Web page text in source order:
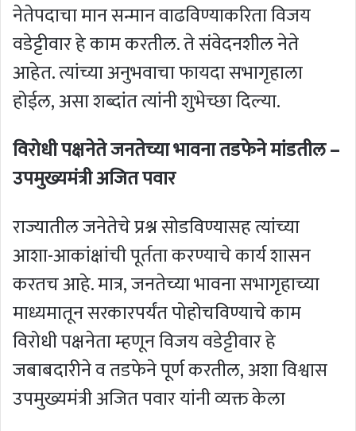
नेतेपदाचा मान सन्मान वाढविण्याकरिता विजय
वडेट्टीवार हे काम करतील. ते संवेदनशील नेते
आहेत. त्यांच्या अनुभवाचा फायदा सभागृहाला
होईल, असा शब्दांत त्यांनी शुभेच्छा दिल्या.
विरोधी पक्षनेते जनतेच्या भावना तडफेने मांडतील –
उपमुख्यमंत्री अजित पवार
राज्यातील जनेतेचे प्रश्न सोडविण्यासह त्यांच्या
आशा-आकांक्षांची पूर्तता करण्याचे कार्य शासन
करतच आहे. मात्र, जनतेच्या भावना सभागृहाच्या
माध्यमातून सरकारपर्यंत पोहोचविण्याचे काम
विरोधी पक्षनेता म्हणून विजय वडेट्टीवार हे
जबाबदारीने व तडफेने पूर्ण करतील, अशा विश्वास
उपमुख्यमंत्री अजित पवार यांनी व्यक्त केला